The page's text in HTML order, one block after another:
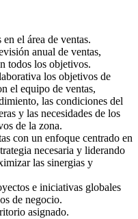
el área de ventas.
anual de ventas,
todos los objetivos.
los objetivos de
el equipo de ventas,
las condiciones del
y las necesidades de los
de la zona.
con un enfoque centrado en
necesaria y liderando
las sinergias y
e iniciativas globales
de negocio.
asignado.